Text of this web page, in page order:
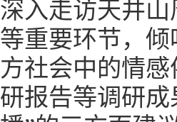
深入走访天井
等重要环节，
方社会中的情
研报告等调研